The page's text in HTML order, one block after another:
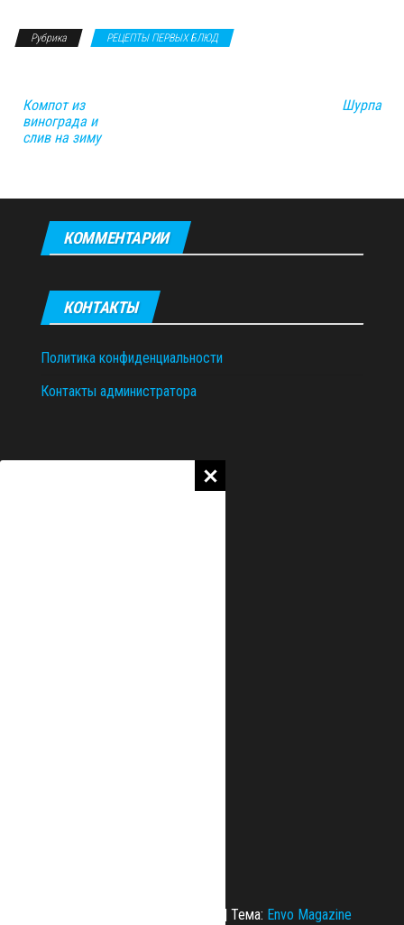
Рубрика РЕЦЕПТЫ ПЕРВЫХ БЛЮД
Компот из
винограда и
слив на зиму
Шурпа
КОММЕНТАРИИ
КОНТАКТЫ
Политика конфиденциальности
Контакты администратора
| Тема: Envo Magazine